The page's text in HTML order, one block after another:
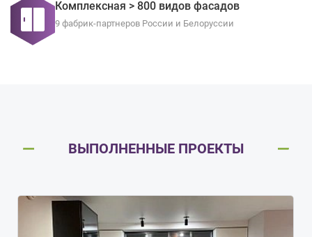
Комплексная > 800 видов фасадов
9 фабрик-партнеров России и Белоруссии
ВЫПОЛНЕННЫЕ ПРОЕКТЫ